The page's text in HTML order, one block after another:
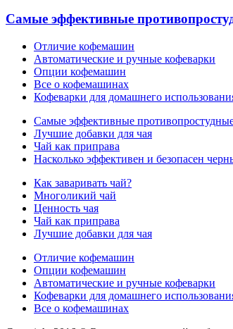
Самые эффективные
Отличие кофемашин
Автоматические и ручные кофеварки
Опции кофемашин
Все о кофемашинах
Кофеварки для домашнего
Самые эффективные
Лучшие добавки для чая
Чай как приправа
Насколько эффективен и безопасен
Как заваривать чай?
Многоликий чай
Ценность чая
Чай как приправа
Лучшие добавки для чая
Отличие кофемашин
Опции кофемашин
Автоматические и ручные кофеварки
Кофеварки для домашнего
Все о кофемашинах